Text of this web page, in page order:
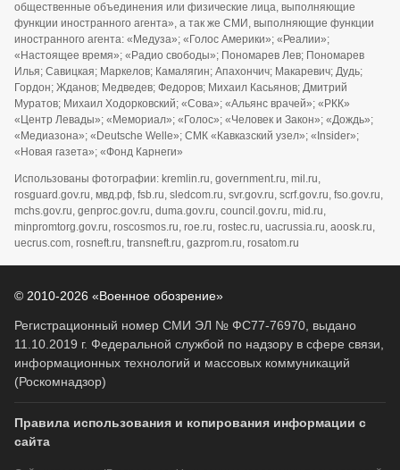
общественные объединения или физические лица, выполняющие
функции иностранного агента», а так же СМИ, выполняющие функции
иностранного агента: «Медуза»; «Голос Америки»; «Реалии»;
«Настоящее время»; «Радио свободы»; Пономарев Лев; Пономарев
Илья; Савицкая; Маркелов; Камалягин; Апахончич; Макаревич; Дудь;
Гордон; Жданов; Медведев; Федоров; Михаил Касьянов; Дмитрий
Муратов; Михаил Ходорковский; «Сова»; «Альянс врачей»; «РКК»
«Центр Левады»; «Мемориал»; «Голос»; «Человек и Закон»; «Дождь»;
«Медиазона»; «Deutsche Welle»; СМК «Кавказский узел»; «Insider»;
«Новая газета»; «Фонд Карнеги»
Использованы фотографии: kremlin.ru, government.ru, mil.ru,
rosguard.gov.ru, мвд.рф, fsb.ru, sledcom.ru, svr.gov.ru, scrf.gov.ru, fso.gov.ru,
mchs.gov.ru, genproc.gov.ru, duma.gov.ru, council.gov.ru, mid.ru,
minpromtorg.gov.ru, roscosmos.ru, roe.ru, rostec.ru, uacrussia.ru, aoosk.ru,
uecrus.com, rosneft.ru, transneft.ru, gazprom.ru, rosatom.ru
© 2010-2026 «Военное обозрение»
Регистрационный номер СМИ ЭЛ № ФС77-76970, выдано
11.10.2019 г. Федеральной службой по надзору в сфере связи,
информационных технологий и массовых коммуникаций
(Роскомнадзор)
Правила использования и копирования информации с
сайта